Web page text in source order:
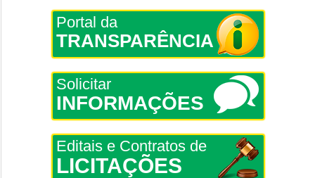
Portal da
TRANSPARÊNCIA
Solicitar
INFORMAÇÕES
Editais e Contratos de
LICITAÇÕES